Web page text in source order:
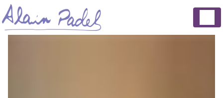
Panneau de gestion des cookies